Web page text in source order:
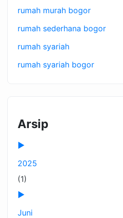
rumah murah bogor
rumah sederhana bogor
rumah syariah
rumah syariah bogor
Arsip
►
2025
(1)
►
Juni